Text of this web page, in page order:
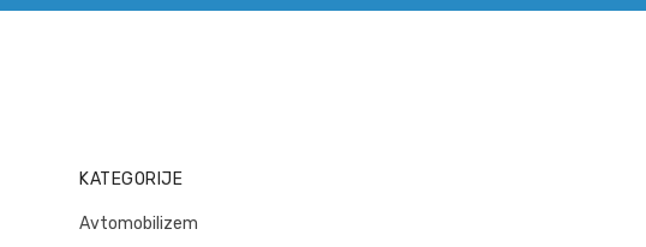
KATEGORIJE
Avtomobilizem